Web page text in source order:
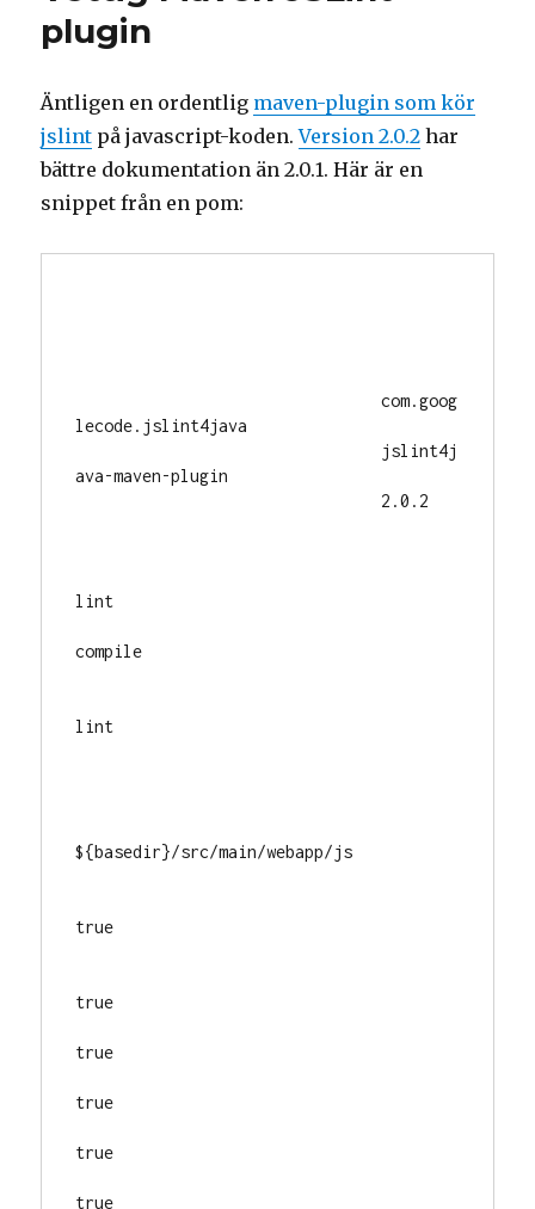
plugin
Äntligen en ordentlig maven-plugin som kör
jslint på javascript-koden.Version 2.0.2 har
bättre dokumentation än 2.0.1. Här är en
snippet från en pom:
com.goog
lecode.jslint4java
jslint4j
ava-maven-plugin
2.0.2
lint
compile
lint
${basedir}/src/main/webapp/js
true
true
true
true
true
true